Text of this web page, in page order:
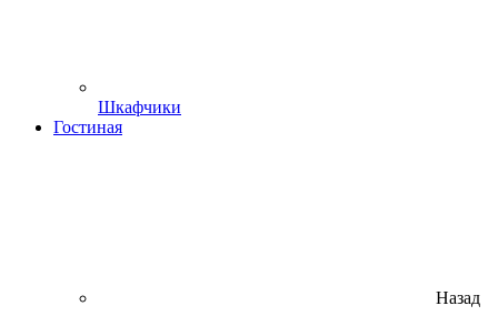
Шкафчики
Гостиная
Назад